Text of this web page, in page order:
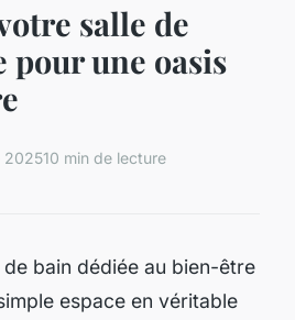
salle de
pour une oasis
202510 min de lecture
de bain dédiée au bien-être
espace en véritable